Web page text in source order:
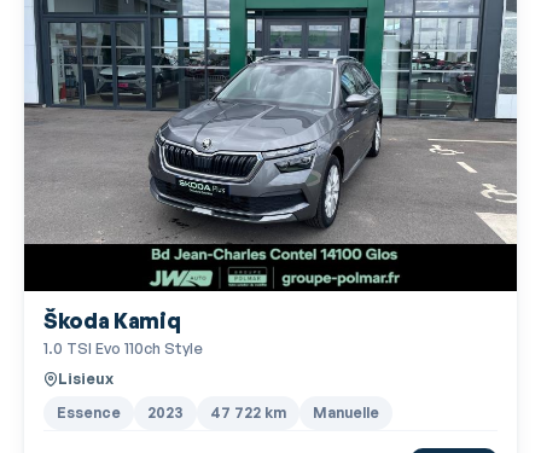
Lunette arrière surteintée
Miroir de courtoisie conducteur
Miroir de courtoisie passager
Mode de conduite
Ordinateur de bord
Pédalier sport
Phares antibrouillard
Phares avant LED
Phares de route adaptatifs
Škoda Kamiq
1.0 TSI Evo 110ch Style
Lisieux
Essence 2023 47 722 km Manuelle